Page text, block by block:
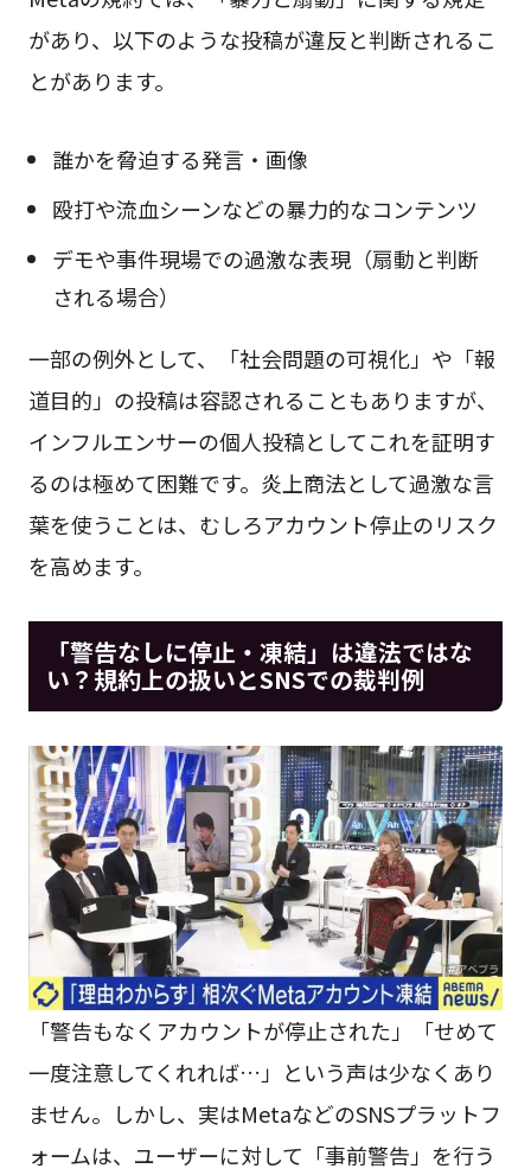
があり、以下のような投稿が違反と判断されるこ
とがあります。
誰かを脅迫する発言・画像
殴打や流血シーンなどの暴力的なコンテンツ
デモや事件現場での過激な表現（扇動と判断
される場合）
一部の例外として、「社会問題の可視化」や「報
道目的」の投稿は容認されることもありますが、
インフルエンサーの個人投稿としてこれを証明す
るのは極めて困難です。炎上商法として過激な言
葉を使うことは、むしろアカウント停止のリスク
を高めます。
「警告なしに停止・凍結」は違法ではな
い？規約上の扱いとSNSでの裁判例
「警告もなくアカウントが停止された」「せめて
一度注意してくれれば…」という声は少なくあり
ません。しかし、実はMetaなどのSNSプラットフ
ォームは、ユーザーに対して「事前警告」を行う